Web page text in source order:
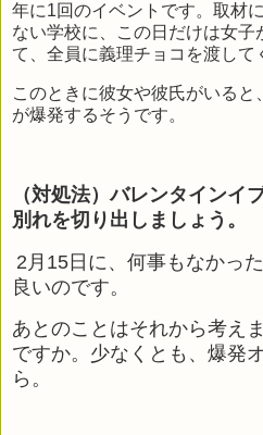
年に1回のイベントです。取材
ない学校に、この日だけは女子
て、全員に義理チョコを渡して
このときに彼女や彼氏がいると
が爆発するそうです。
（対処法）バレンタインイ
別れを切り出しましょう。
2 月 15日に、何事もなかっ
良いのです。
あ とのことはそれから考え
ですか。少なくとも、爆発
ら。